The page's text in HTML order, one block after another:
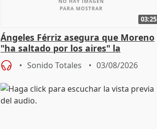
03:25
Ángeles Férriz asegura que Moreno
"ha saltado por los aires" la
negociación tras acuerdo con SMA
Sonido Totales 03/08/2026